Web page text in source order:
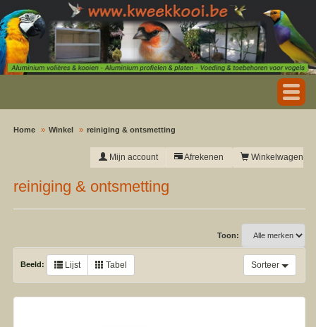
Home Winkel reiniging & ontsmetting
Winkelwagen
Afrekenen
Mijn account
reiniging & ontsmetting
Toon:
Sorteer
Beeld: Lijst Tabel